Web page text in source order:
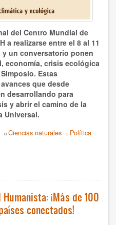
del Centro Mundial de
a realizarse entre el 8 al 11
un conversatorio ponen
economía, crisis ecológica
Estas
que desde
desarrollando para
y abrir el camino de la
Universal.
Ciencias naturales Política
¡Más de 100
conectados!